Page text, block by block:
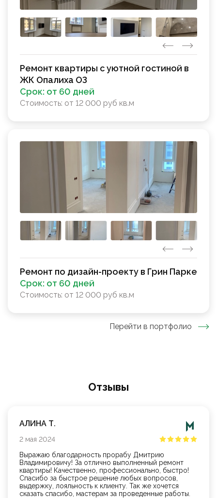
Ремонт квартиры с уютной гостиной в
ЖК Опалиха ОЗ
Срок: от 60 дней
Стоимость: от 12 000 руб кв.м
Ремонт по дизайн-проекту в Грин Парке
Срок: от 60 дней
Стоимость: от 12 000 руб кв.м
Перейти в портфолио
Oтзывы
АЛИНА Т.
2 мая 2024
Выражаю благодарность прорабу Дмитрию
Владимировичу! За отлично выполненный ремонт
квартиры! Качественно, профессионально, быстро!
Спасибо за быстрое решение любых вопросов,
выдержку, лояльность к клиенту. Так же хочется
сказать спасибо, мастерам за проведенные работы.